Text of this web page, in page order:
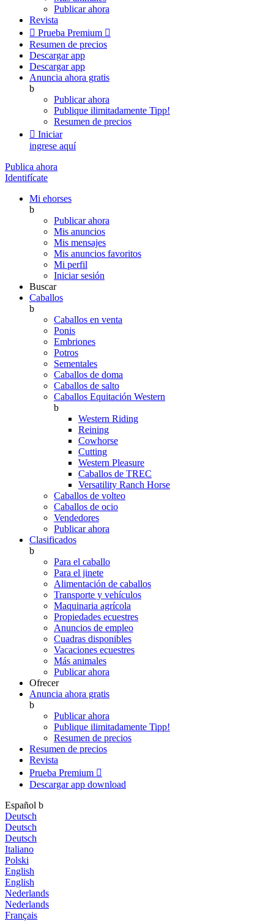
Publicar ahora
Revista
 Prueba Premium 
Resumen de precios
Descargar app
Descargar app
Anuncia ahora gratis
b
Publicar ahora
Publique ilimitadamente Tipp!
Resumen de precios
 Iniciar
ingrese aquí
Publica ahora
Identifícate
Mi ehorses
b
Publicar ahora
Mis anuncios
Mis mensajes
Mis anuncios favoritos
Mi perfil
Iniciar sesión
Buscar
Caballos
b
Caballos en venta
Ponis
Embriones
Potros
Sementales
Caballos de doma
Caballos de salto
Caballos Equitación Western
b
Western Riding
Reining
Cowhorse
Cutting
Western Pleasure
Caballos de TREC
Versatility Ranch Horse
Caballos de volteo
Caballos de ocio
Vendedores
Publicar ahora
Clasificados
b
Para el caballo
Para el jinete
Alimentación de caballos
Transporte y vehículos
Maquinaria agrícola
Propiedades ecuestres
Anuncios de empleo
Cuadras disponibles
Vacaciones ecuestres
Más animales
Publicar ahora
Ofrecer
Anuncia ahora gratis
b
Publicar ahora
Publique ilimitadamente Tipp!
Resumen de precios
Resumen de precios
Revista
Prueba Premium 
Descargar app download
Español b
Deutsch
Deutsch
Deutsch
Italiano
Polski
English
English
Nederlands
Nederlands
Français